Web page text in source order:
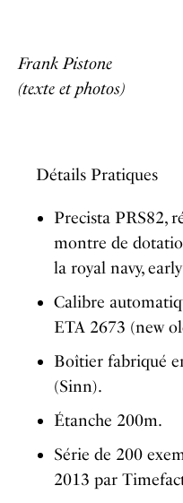
Frank Pistone
(texte et photos)
Détails Pratiques
Precista PRS82,
montre de
la royal navy, early
Calibre
ETA 2673 (new
Boîtier fabriqué
(Sinn).
Étanche 200m.
Série de 200
2013 par